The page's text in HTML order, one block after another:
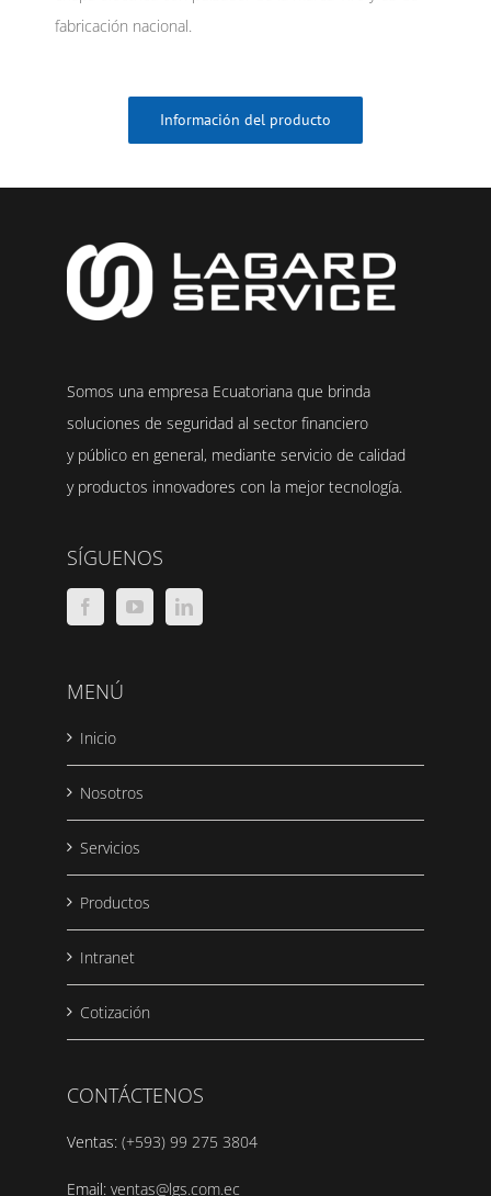
fabricación nacional.
Información del producto
Somos una empresa Ecuatoriana que brinda
soluciones de seguridad al sector financiero
y público en general, mediante servicio de calidad
y productos innovadores con la mejor tecnología.
SÍGUENOS
MENÚ
Inicio
Nosotros
Servicios
Productos
Intranet
Cotización
CONTÁCTENOS
Ventas: (+593) 99 275 3804
Email: ventas@lgs.com.ec